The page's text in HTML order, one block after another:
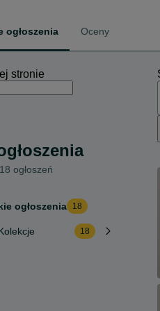
ogłoszenia Oceny
stronie
ogłoszeń
ogłoszenia 18
18